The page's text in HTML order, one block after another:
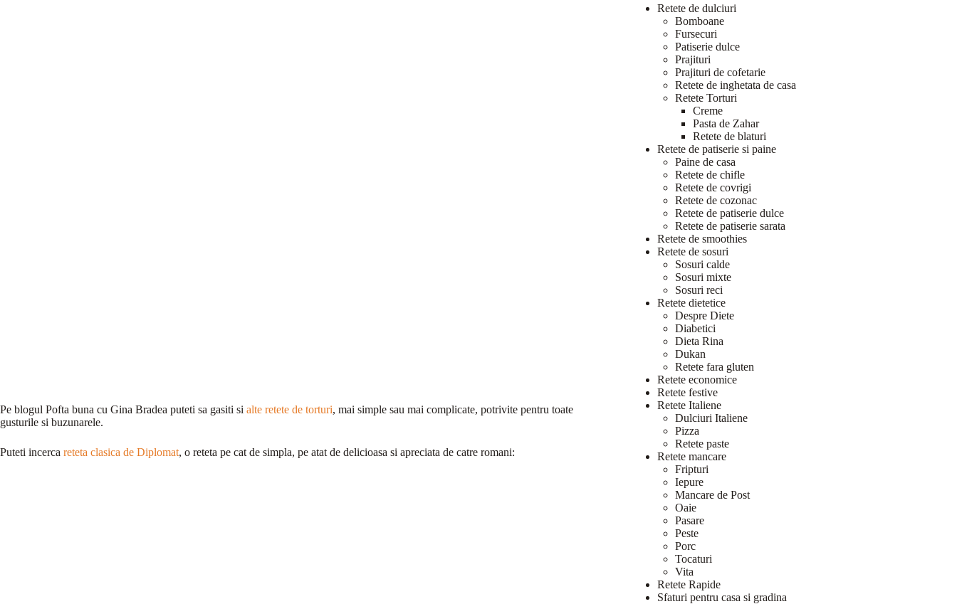
Pe blogul Pofta buna cu Gina Bradea puteti sa gasiti si alte retete de torturi, mai simple sau mai complicate, potrivite pentru toate
gusturile si buzunarele.
Puteti incerca reteta clasica de Diplomat, o reteta pe cat de simpla, pe atat de delicioasa si apreciata de catre romani:
Retete de dulciuri
Bomboane
Fursecuri
Patiserie dulce
Prajituri
Prajituri de cofetarie
Retete de inghetata de casa
Retete Torturi
Creme
Pasta de Zahar
Retete de blaturi
Retete de patiserie si paine
Paine de casa
Retete de chifle
Retete de covrigi
Retete de cozonac
Retete de patiserie dulce
Retete de patiserie sarata
Retete de smoothies
Retete de sosuri
Sosuri calde
Sosuri mixte
Sosuri reci
Retete dietetice
Despre Diete
Diabetici
Dieta Rina
Dukan
Retete fara gluten
Retete economice
Retete festive
Retete Italiene
Dulciuri Italiene
Pizza
Retete paste
Retete mancare
Fripturi
Iepure
Mancare de Post
Oaie
Pasare
Peste
Porc
Tocaturi
Vita
Retete Rapide
Sfaturi pentru casa si gradina